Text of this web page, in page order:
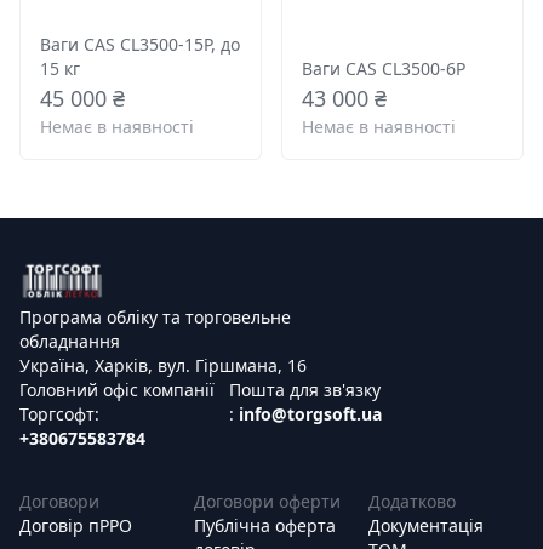
Ваги CAS CL3500-15P, до
15 кг
45 000 ₴
Немає в наявності
Ваги CAS CL3500-6P
43 000 ₴
Немає в наявності
Програма обліку та торговельне
обладнання
Україна, Харків, вул. Гіршмана, 16
Головний офіс компанії
Торгсофт:
+380675583784
Пошта для зв'язку
: info@torgsoft.ua
Договори
Договір пРРО
Договори оферти
Публічна оферта
Додатково
Документація